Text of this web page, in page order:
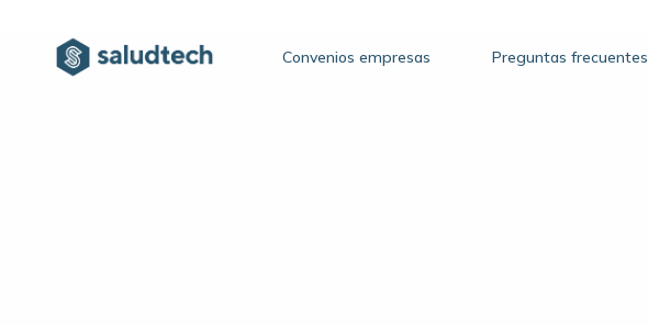
Convenios empresas Preguntas frecuentes